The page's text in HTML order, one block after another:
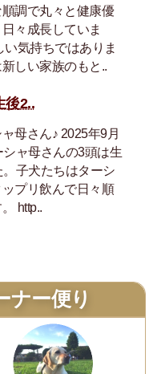
調で丸々と健康優
々成長していま
気持ちではありま
しい家族のもと..
後2..
母さん♪ 2025年9月
ャ母さんの3頭は生
子犬たちはターシ
プリ飲んで日々順
http..
ナー便り